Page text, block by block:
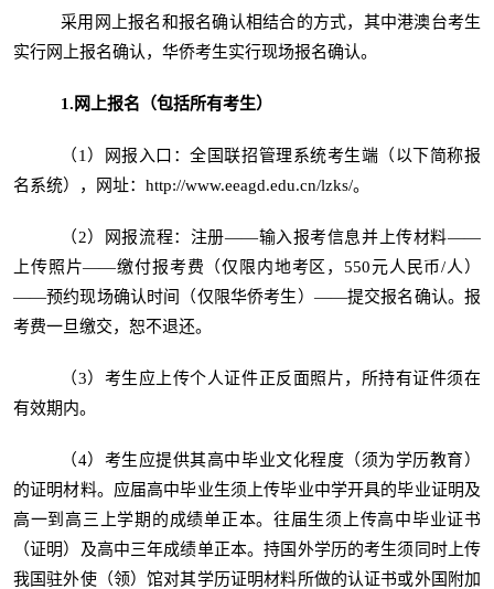
采用网上报名和报名确认相结合的方式，其中港澳台考生
实行网上报名确认，华侨考生实行现场报名确认。
1. 网上报名（包括所有考生）
（1）网报入口：全国联招管理系统考生端（以下简称报
名系统），网址：http://www.eeagd.edu.cn/lzks/。
（2）网报流程：注册——输入报考信息并上传材料——
上传照片——缴付报考费（仅限内地考区，550元人民币/人）
——预约现场确认时间（仅限华侨考生）——提交报名确认。报
考费一旦缴交，恕不退还。
（3）考生应上传个人证件正反面照片，所持有证件须在
有效期内。
（4）考生应提供其高中毕业文化程度（须为学历教育）
的证明材料。应届高中毕业生须上传毕业中学开具的毕业证明及
高一到高三上学期的成绩单正本。往届生须上传高中毕业证书
（证明）及高中三年成绩单正本。持国外学历的考生须同时上传
我国驻外使（领）馆对其学历证明材料所做的认证书或外国附加